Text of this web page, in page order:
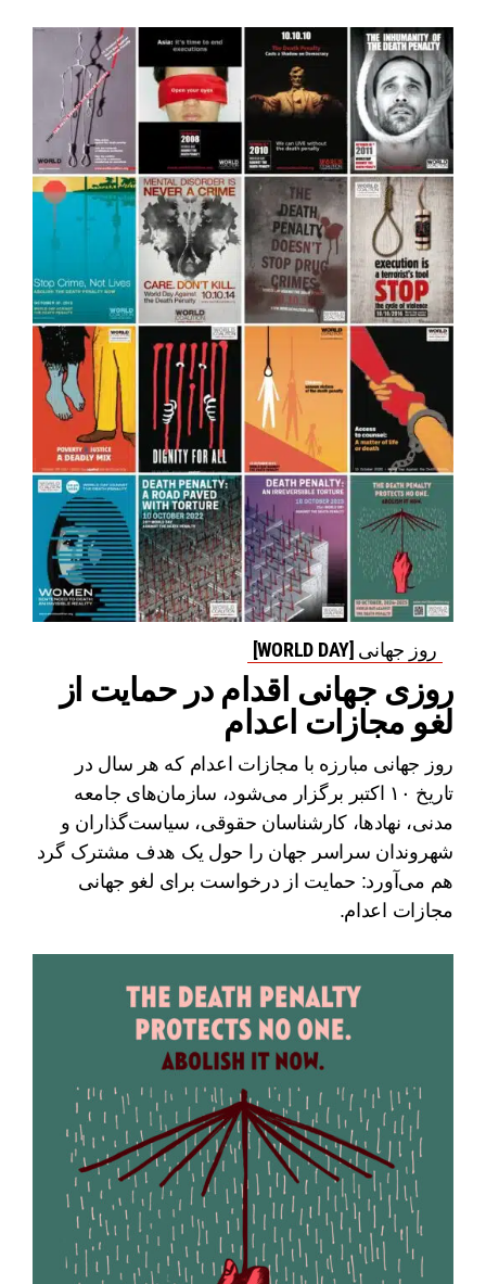
روز جهانی [WORLD DAY]
روزی جهانی اقدام در حمایت از
لغو مجازات اعدام
روز جهانی مبارزه با مجازات اعدام که هر سال در
تاریخ ۱۰ اکتبر برگزار می‌شود، سازمان‌های جامعه
مدنی، نهادها، کارشناسان حقوقی، سیاست‌گذاران و
شهروندان سراسر جهان را حول یک هدف مشترک گرد
هم می‌آورد: حمایت از درخواست برای لغو جهانی
مجازات اعدام.